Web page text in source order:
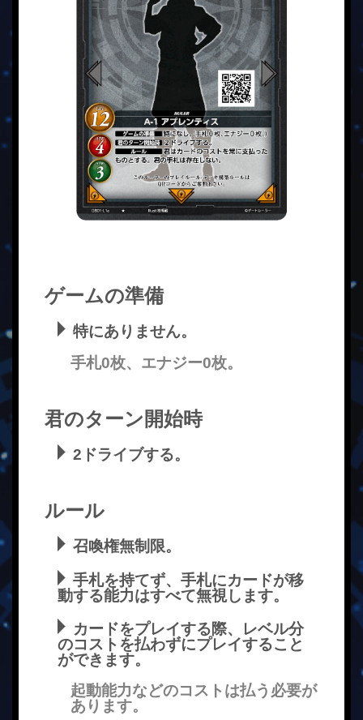
ゲームの準備
特にありません。
手札0枚、エナジー0枚。
君のターン開始時
2ドライブする。
ルール
召喚権無制限。
手札を持てず、手札にカードが移
動する能力はすべて無視します。
カードをプレイする際、レベル分
のコストを払わずにプレイすること
ができます。
起動能力などのコストは払う必要が
あります。